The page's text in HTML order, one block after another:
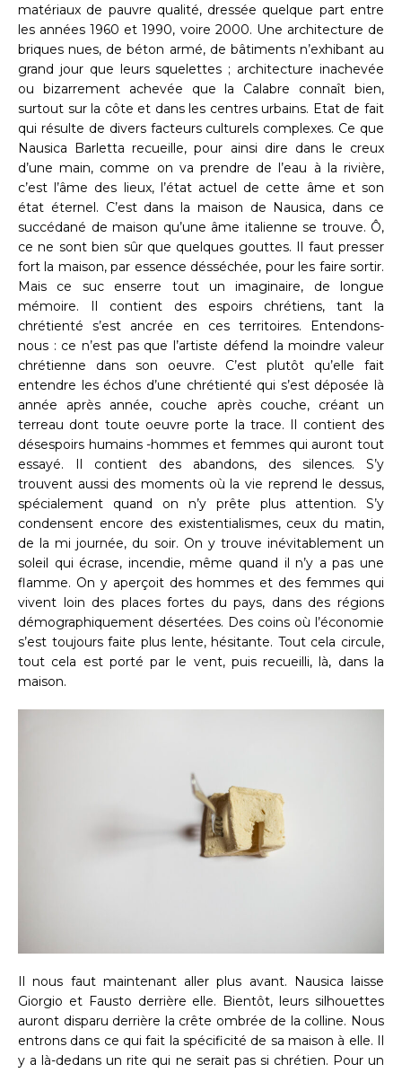
matériaux de pauvre qualité, dressée quelque part entre
les années 1960 et 1990, voire 2000. Une architecture de
briques nues, de béton armé, de bâtiments n’exhibant au
grand jour que leurs squelettes ; architecture inachevée
ou bizarrement achevée que la Calabre connaît bien,
surtout sur la côte et dans les centres urbains. Etat de fait
qui résulte de divers facteurs culturels complexes. Ce que
Nausica Barletta recueille, pour ainsi dire dans le creux
d’une main, comme on va prendre de l’eau à la rivière,
c’est l’âme des lieux, l’état actuel de cette âme et son
état éternel. C’est dans la maison de Nausica, dans ce
succédané de maison qu’une âme italienne se trouve. Ô,
ce ne sont bien sûr que quelques gouttes. Il faut presser
fort la maison, par essence désséchée, pour les faire sortir.
Mais ce suc enserre tout un imaginaire, de longue
mémoire. Il contient des espoirs chrétiens, tant la
chrétienté s’est ancrée en ces territoires. Entendons-
nous : ce n’est pas que l’artiste défend la moindre valeur
chrétienne dans son oeuvre. C’est plutôt qu’elle fait
entendre les échos d’une chrétienté qui s’est déposée là
année après année, couche après couche, créant un
terreau dont toute oeuvre porte la trace. Il contient des
désespoirs humains -hommes et femmes qui auront tout
essayé. Il contient des abandons, des silences. S’y
trouvent aussi des moments où la vie reprend le dessus,
spécialement quand on n’y prête plus attention. S’y
condensent encore des existentialismes, ceux du matin,
de la mi journée, du soir. On y trouve inévitablement un
soleil qui écrase, incendie, même quand il n’y a pas une
flamme. On y aperçoit des hommes et des femmes qui
vivent loin des places fortes du pays, dans des régions
démographiquement désertées. Des coins où l’économie
s’est toujours faite plus lente, hésitante. Tout cela circule,
tout cela est porté par le vent, puis recueilli, là, dans la
maison.
Il nous faut maintenant aller plus avant. Nausica laisse
Giorgio et Fausto derrière elle. Bientôt, leurs silhouettes
auront disparu derrière la crête ombrée de la colline. Nous
entrons dans ce qui fait la spécificité de sa maison à elle. Il
y a là-dedans un rite qui ne serait pas si chrétien. Pour un